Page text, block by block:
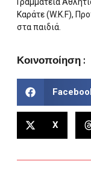
Γραμματεία
Καράτε (W.K.F),
στα παιδιά.
Κοινοποίηση :
X